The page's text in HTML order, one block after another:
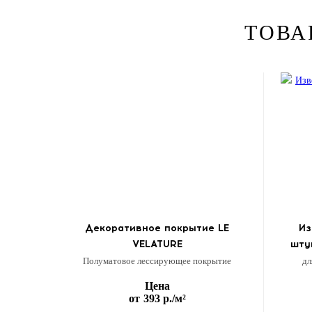
Декоративное покрытие LE
VELATURE
Полуматовое лессирующее покрытие
Цена
от 393 р./м²